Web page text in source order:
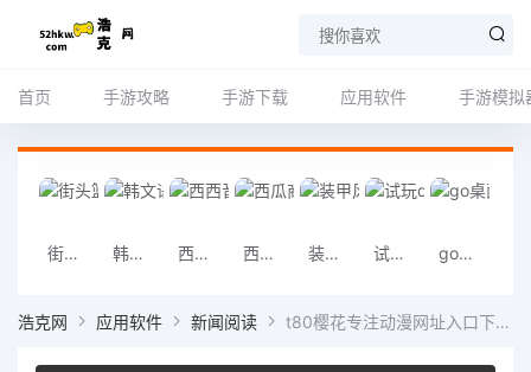
首页 手游攻略 手游下载 应用软件 手游模拟
街头篮球补丁下载 街头篮球补丁「v9.2.1」安卓版 韩文语言包下载 韩文语言包「v9.8」高清版 西西音乐下载 西西音乐「v6.5.5」重制版 西瓜商城网下载 西瓜商城网「v6.5.5」合击版 装甲风云下载 装甲风云「v2.1.9」标准版 试玩qq炫舞下载 试玩qq炫舞「v1.8.9」战令版 go桌面壁纸下载 2023go桌面壁纸（7.76MB）完整版
浩克网 应用软件 新闻阅读 t80樱花专注动漫网址入口下载 t80樱花专注动漫网址入口「v4.1.3」最新版